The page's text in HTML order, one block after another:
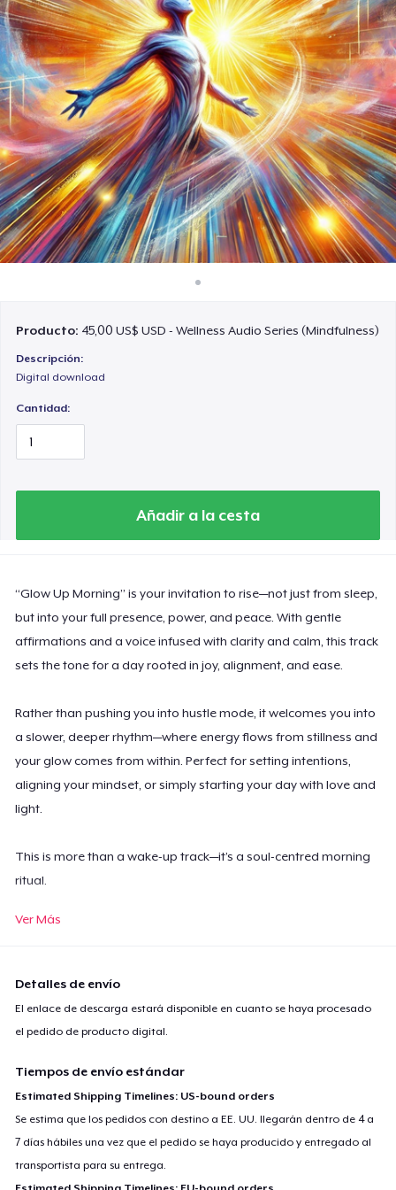
Venda en todas partes
Venda lo que sea
Producto: 45,00 US$ USD - Wellness Audio Series (Mindfulness)
Descripción:
Digital download
Cantidad:
Añadir a la cesta
“Glow Up Morning” is your invitation to rise—not just from sleep,
but into your full presence, power, and peace. With gentle
affirmations and a voice infused with clarity and calm, this track
sets the tone for a day rooted in joy, alignment, and ease.
Rather than pushing you into hustle mode, it welcomes you into
a slower, deeper rhythm—where energy flows from stillness and
your glow comes from within. Perfect for setting intentions,
aligning your mindset, or simply starting your day with love and
light.
This is more than a wake-up track—it’s a soul-centred morning
ritual.
Ver Más
Detalles de envío
El enlace de descarga estará disponible en cuanto se haya procesado
el pedido de producto digital.
Tiempos de envío estándar
Estimated Shipping Timelines: US-bound orders
Se estima que los pedidos con destino a EE. UU. llegarán dentro de 4 a
7 días hábiles una vez que el pedido se haya producido y entregado al
transportista para su entrega.